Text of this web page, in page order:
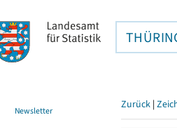
Newsletter Zurück |